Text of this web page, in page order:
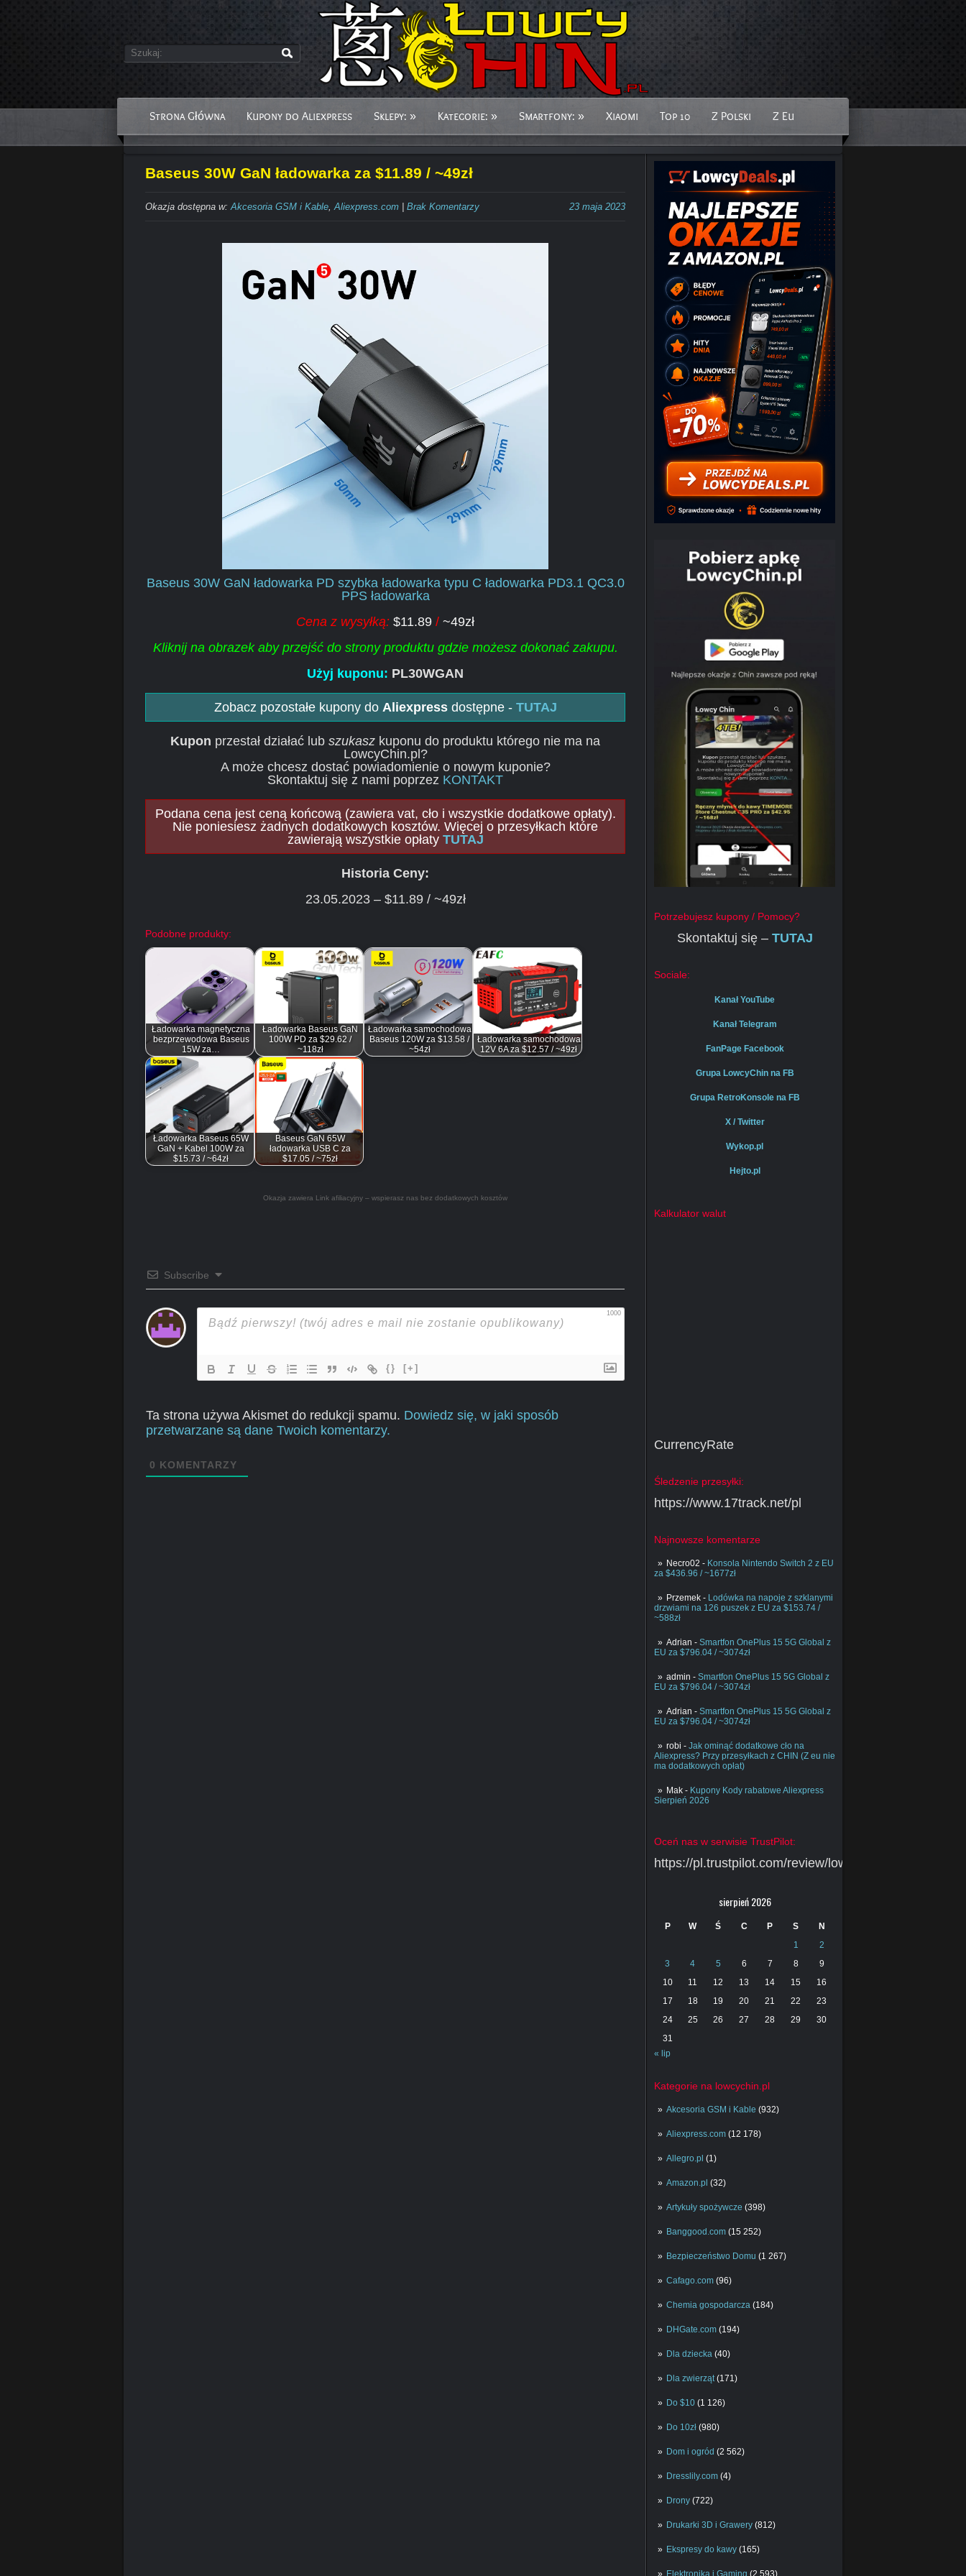
Strona Główna Kupony do Aliexpress Sklepy: » Kategorie: » Smartfony: » Xiaomi Top 10 Z Polski Z Eu
Potrzebujesz kupony / Pomocy?
Skontaktuj się – TUTAJ
Sociale:
Kanał YouTube
Kanał Telegram
FanPage Facebook
Grupa LowcyChin na FB
Grupa RetroKonsole na FB
X / Twitter
Wykop.pl
Hejto.pl
Kalkulator walut
CurrencyRate
Śledzenie przesyłki:
https://www.17track.net/pl
Najnowsze komentarze
Necro02 - Konsola Nintendo Switch 2 z EU
za $436.96 / ~1677zł
Przemek - Lodówka na napoje z szklanymi
drzwiami na 126 puszek z EU za $153.74 /
~588zł
Adrian - Smartfon OnePlus 15 5G Global z
EU za $796.04 / ~3074zł
admin - Smartfon OnePlus 15 5G Global z
EU za $796.04 / ~3074zł
Adrian - Smartfon OnePlus 15 5G Global z
EU za $796.04 / ~3074zł
robi - Jak ominąć dodatkowe cło na
Aliexpress? Przy przesyłkach z CHIN (Z eu nie
ma dodatkowych opłat)
Mak - Kupony Kody rabatowe Aliexpress
Sierpień 2026
Oceń nas w serwisie TrustPilot:
https://pl.trustpilot.com/review/lowcychin.pl
sierpień 2026
P W Ś C P S
N
1
2
3
4 5 6 7 8
9
10
11 12 13 14 15
16
17
18 19 20 21 22
23
24
25 26 27 28 29
30
31
« lip
Kategorie na lowcychin.pl
Akcesoria GSM i Kable (932)
Aliexpress.com (12 178)
Allegro.pl (1)
Amazon.pl (32)
Artykuły spożywcze (398)
Banggood.com (15 252)
Bezpieczeństwo Domu (1 267)
Cafago.com (96)
Chemia gospodarcza (184)
DHGate.com (194)
Dla dziecka (40)
Dla zwierząt(171)
Do $10 (1 126)
Do 10zł (980)
Dom i ogród (2 562)
Dresslily.com (4)
Drony (722)
Drukarki 3D i Grawery (812)
Ekspresy do kawy (165)
Baseus 30W GaN ładowarka za $11.89 / ~49zł
23 maja 2023
Okazja dostępna w:Akcesoria GSM i Kable,Aliexpress.com Brak Komentarzy
Baseus 30W GaN ładowarka PD szybka ładowarka typu C ładowarka PD3.1 QC3.0
PPS ładowarka
Cena z wysyłką: $11.89 / ~49zł
Kliknij na obrazek aby przejść do strony produktu gdzie możesz dokonać zakupu.
Użyj kuponu: PL30WGAN
Zobacz pozostałe kupony do Aliexpressdostępne - TUTAJ
Kupon przestał działać lub szukasz kuponu do produktu którego nie ma na
LowcyChin.pl?
A może chcesz dostać powiadomienie o nowym kuponie?
Skontaktuj się z nami poprzez KONTAKT
Podana cena jest ceną końcową (zawiera vat, cło i wszystkie dodatkowe opłaty).
Nie poniesiesz żadnych dodatkowych kosztów. Więcej o przesyłkach które
zawierają wszystkie opłaty TUTAJ
Historia Ceny:
23.05.2023 – $11.89 / ~49zł
Podobne produkty:
Ładowarka magnetyczna
bezprzewodowa Baseus
15W za…
Ładowarka Baseus GaN
100W PD za $29.62 /
~118zł
Ładowarka samochodowa
Baseus 120W za $13.58 /
~54zł
Ładowarka samochodowa
12V 6A za $12.57 / ~49zł
Ładowarka Baseus 65W
GaN + Kabel 100W za
$15.73 / ~64zł
Baseus GaN 65W
ładowarka USB C za
$17.05 / ~75zł
Okazja zawiera Link afiliacyjny – wspierasz nas bez dodatkowych kosztów
Subscribe
1000
{} [+]
Ta strona używa Akismet do redukcji spamu. Dowiedz się, w jaki sposób
przetwarzane są dane Twoich komentarzy.
0 KOMENTARZY